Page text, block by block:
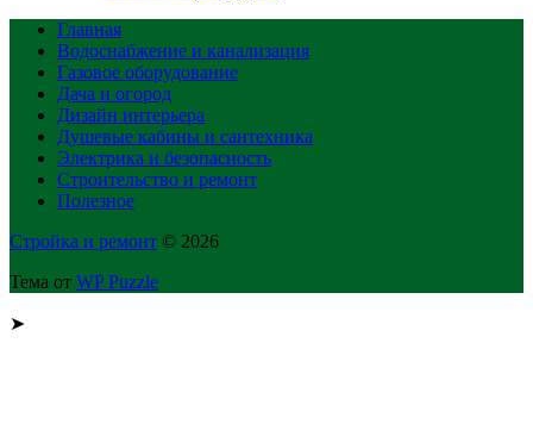
Главная
Водоснабжение и канализация
Газовое оборудование
Дача и огород
Дизайн интерьера
Душевые кабины и сантехника
Электрика и безопасность
Строительство и ремонт
Полезное
Стройка и ремонт © 2026
Тема от WP Puzzle
➤